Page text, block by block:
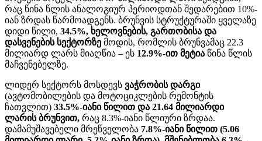
რაც წინა წლის ანალოგიურ პერიოდთან შედარებით 10%-
იან ზრდას წარმოადგენს. ბრუნვის სტრუქტურაში ყველაზე
დიდი წილი, 34.5%, ხელოვნების, გართობისა და
დასვენების სექტორზე მოდის, რომლის ბრუნვამაც 22.3
მილიარდ ლარს მიაღწია – ეს 12.9%-ით მეტია წინა წლის
მაჩვენებელზე.
ლიდერ სექტორს მოსდევს ვაჭრობის დარგი
(ავტომობილების და მოტოციკლების რემონტის
ჩათვლით) 33.5%-იანი წილით და 21.64 მილიარდი
ლარის ბრუნვით, რაც 8.3%-იანი წლიური ზრდაა.
დამამუშავებელი მრეწველობა 7.8%-იანი წილით (5.06